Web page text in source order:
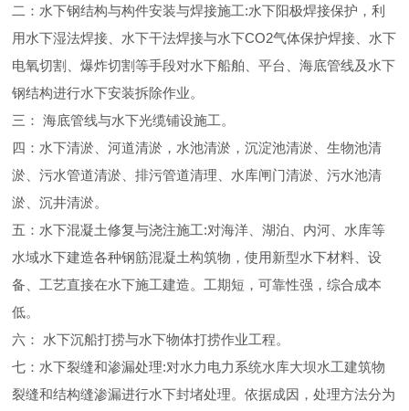
二：水下钢结构与构件安装与焊接施工:水下阳极焊接保护，利
用水下湿法焊接、水下干法焊接与水下CO2气体保护焊接、水下
电氧切割、爆炸切割等手段对水下船舶、平台、海底管线及水下
钢结构进行水下安装拆除作业。
三： 海底管线与水下光缆铺设施工。
四：水下清淤、河道清淤，水池清淤，沉淀池清淤、生物池清
淤、污水管道清淤、排污管道清理、水库闸门清淤、污水池清
淤、沉井清淤。
五：水下混凝土修复与浇注施工:对海洋、湖泊、内河、水库等
水域水下建造各种钢筋混凝土构筑物，使用新型水下材料、设
备、工艺直接在水下施工建造。工期短，可靠性强，综合成本
低。
六： 水下沉船打捞与水下物体打捞作业工程。
七：水下裂缝和渗漏处理:对水力电力系统水库大坝水工建筑物
裂缝和结构缝渗漏进行水下封堵处理。依据成因，处理方法分为